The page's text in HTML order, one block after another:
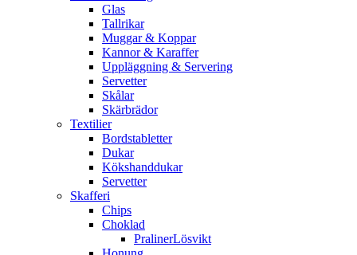
Glas
Tallrikar
Muggar & Koppar
Kannor & Karaffer
Uppläggning & Servering
Servetter
Skålar
Skärbrädor
Textilier
Bordstabletter
Dukar
Kökshanddukar
Servetter
Skafferi
Chips
Choklad
PralinerLösvikt